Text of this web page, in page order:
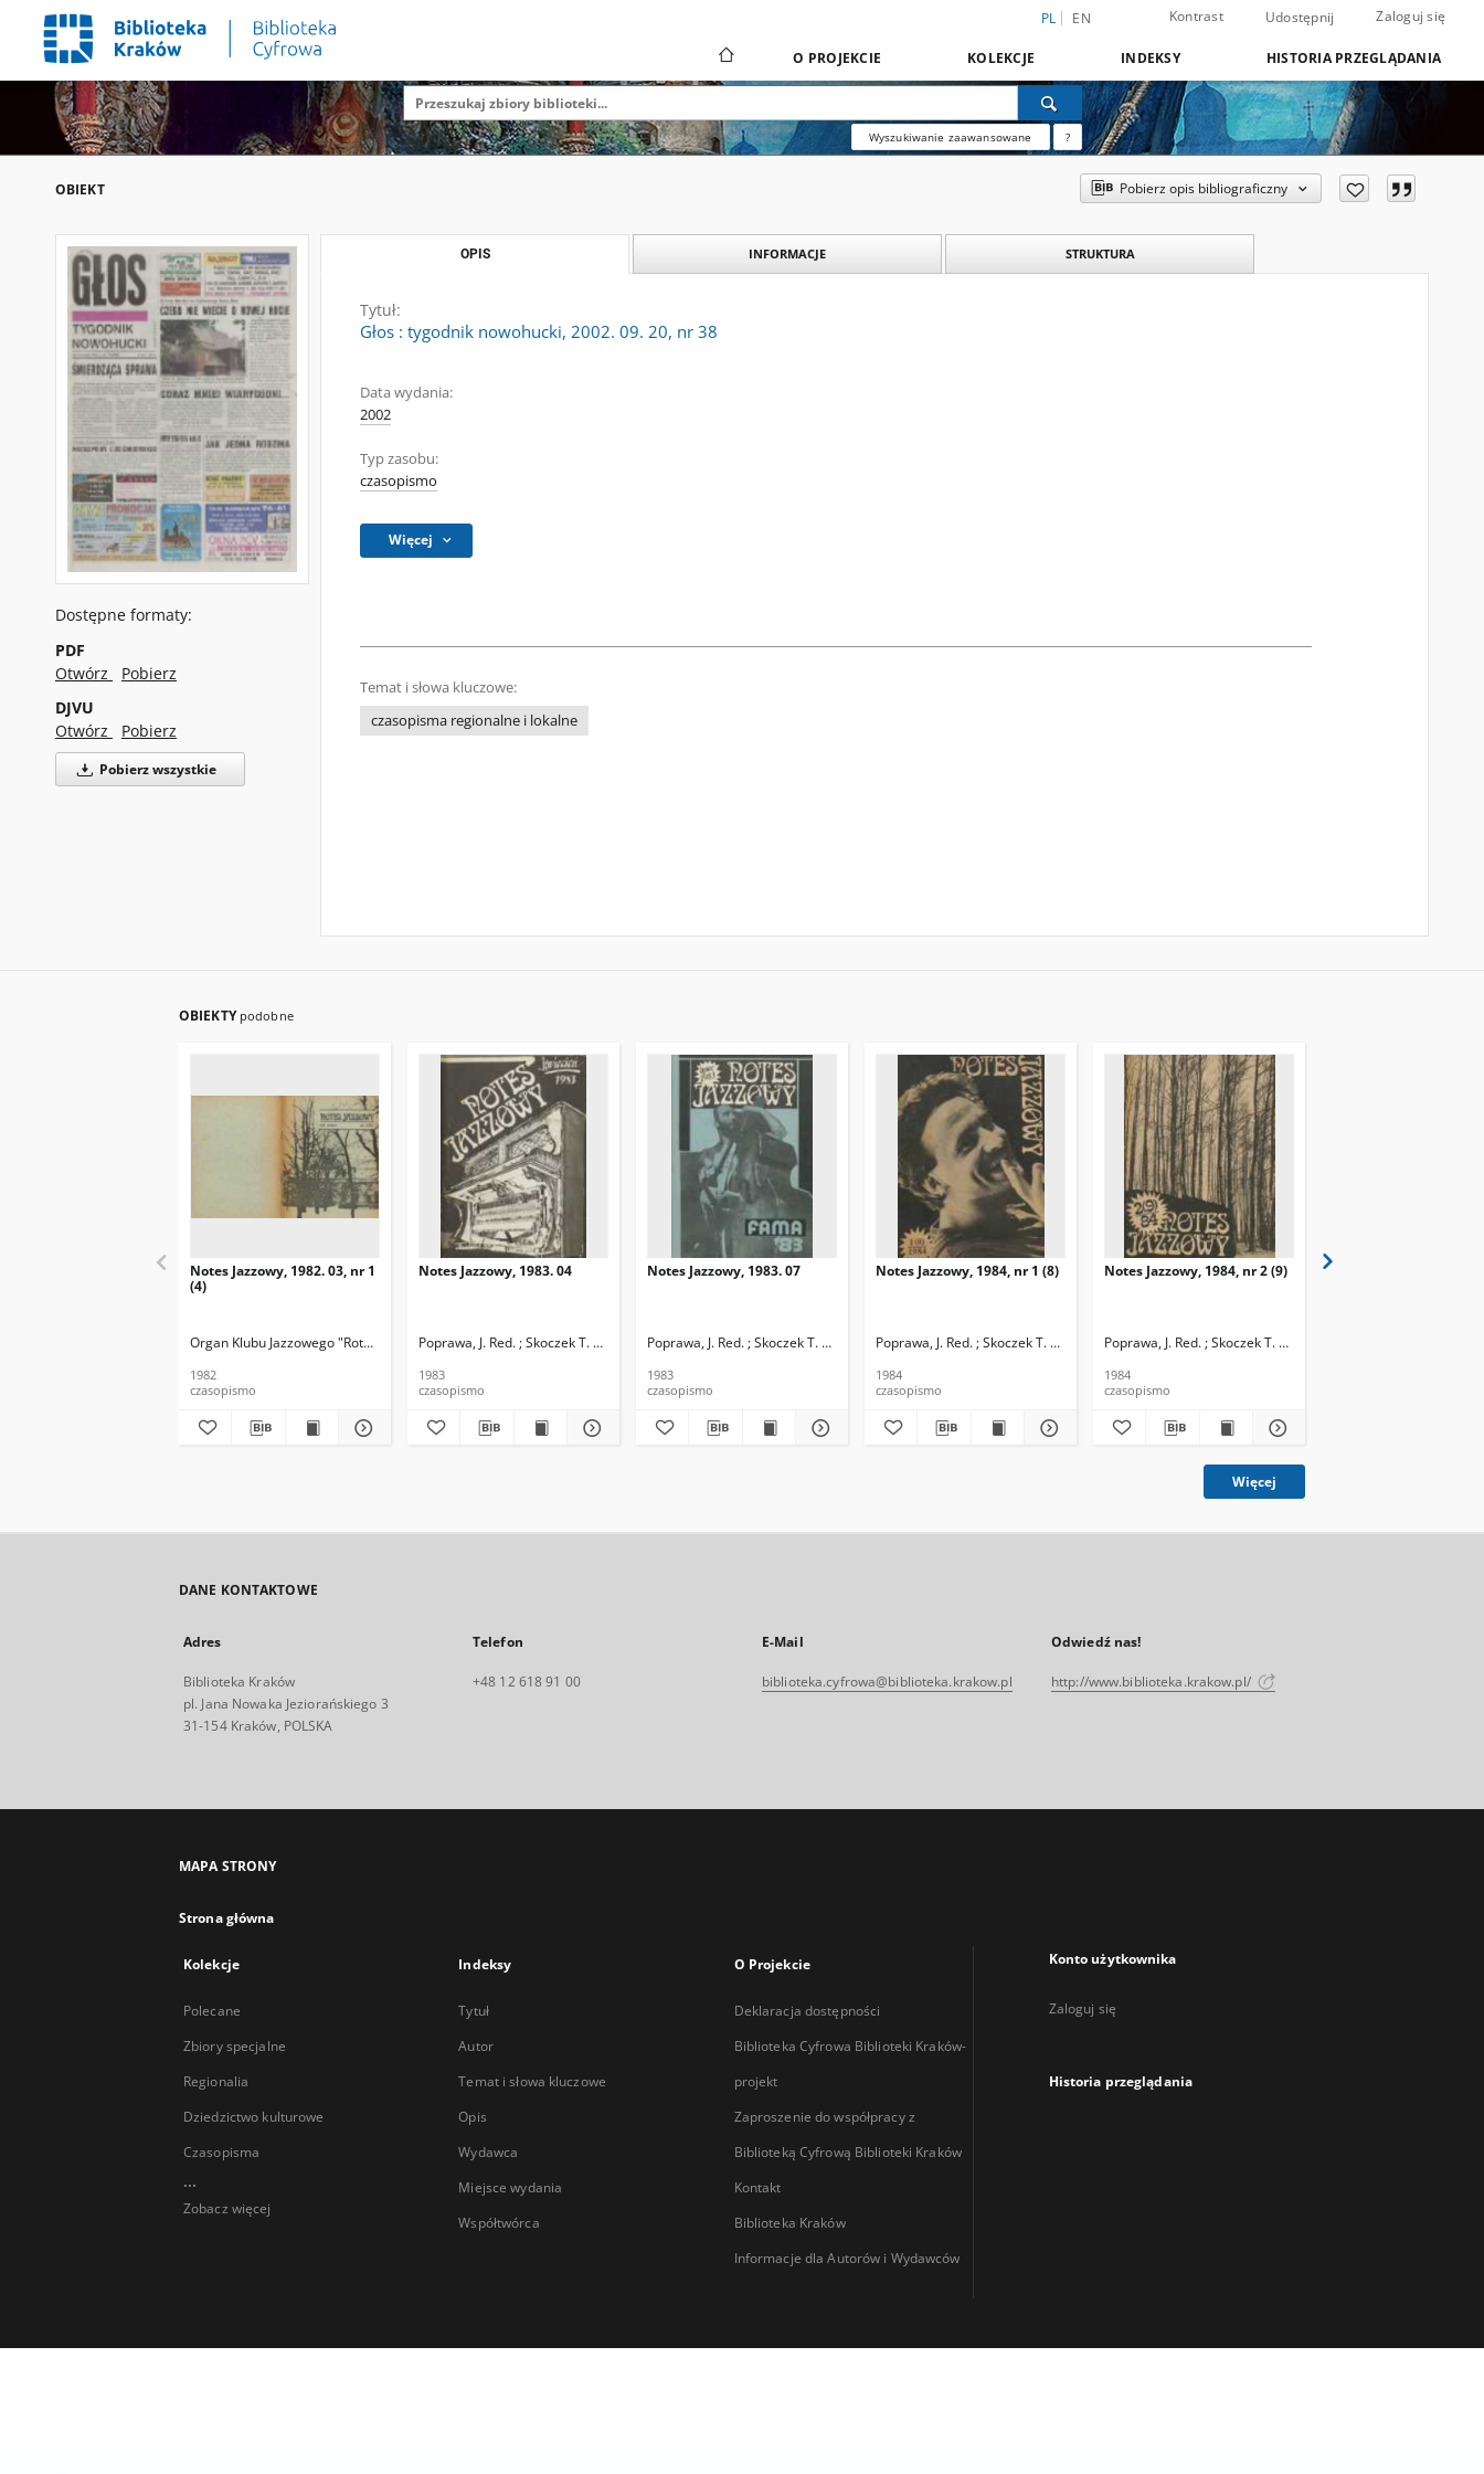
PL EN Kontrast Udostępnij Zaloguj się
O PROJEKCIE KOLEKCJE INDEKSY HISTORIA PRZEGLĄDANIA
Wyszukiwanie zaawansowane ?
OBIEKT Pobierz opis bibliograficzny
Dostępne formaty:
PDF
Otwórz
Pobierz
DJVU
Otwórz
Pobierz
Pobierz wszystkie
OPIS INFORMACJE STRUKTURA
Tytuł:
Głos : tygodnik nowohucki, 2002. 09. 20, nr 38
Data wydania:
2002
Typ zasobu:
czasopismo
Więcej
Temat i słowa kluczowe:
czasopisma regionalne i lokalne
OBIEKTY podobne
Notes Jazzowy, 1982. 03, nr 1
(4)
Organ Klubu Jazzowego "Rotunda" Skoczek, T. Red.
1982
czasopismo
Notes Jazzowy, 1983. 04
Poprawa, J. Red. ; Skoczek T. Red.
1983
czasopismo
Notes Jazzowy, 1983. 07
Poprawa, J. Red. ; Skoczek T. Red.
1983
czasopismo
Notes Jazzowy, 1984, nr 1 (8)
Poprawa, J. Red. ; Skoczek T. Red.
1984
czasopismo
Notes Jazzowy, 1984, nr 2 (9)
Poprawa, J. Red. ; Skoczek T. Red.
1984
czasopismo
Więcej
DANE KONTAKTOWE
Adres
Biblioteka Kraków
pl. Jana Nowaka Jeziorańskiego 3
31-154 Kraków, POLSKA
Telefon
+48 12 618 91 00
E-Mail
biblioteka.cyfrowa@biblioteka.krakow.pl
Odwiedź nas!
http://www.biblioteka.krakow.pl/
MAPA STRONY
Strona główna
Kolekcje
Polecane
Zbiory specjalne
Regionalia
Dziedzictwo kulturowe
Czasopisma
...
Zobacz więcej
Indeksy
Tytuł
Autor
Temat i słowa kluczowe
Opis
Wydawca
Miejsce wydania
Współtwórca
O Projekcie
Deklaracja dostępności
Biblioteka Cyfrowa Biblioteki Kraków-
projekt
Zaproszenie do współpracy z
Biblioteką Cyfrową Biblioteki Kraków
Kontakt
Biblioteka Kraków
Informacje dla Autorów i Wydawców
Konto użytkownika
Zaloguj się
Historia przeglądania